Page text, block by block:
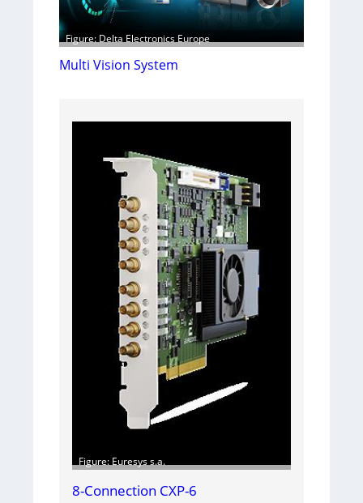
Figure: Delta Electronics Europe
Multi Vision System
Figure: Euresys s.a.
8-Connection CXP-6